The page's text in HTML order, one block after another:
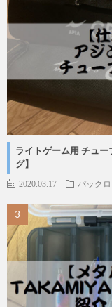
ライトゲーム用 チュ
グ】
2020.03.17 パック